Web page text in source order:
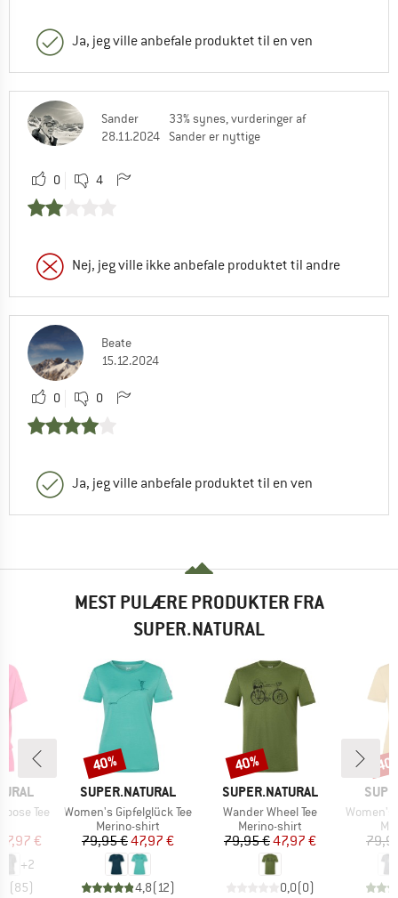
Ja, jeg ville anbefale produktet til en ven
Sander
28.11.2024
33% synes, vurderinger af
Sander er nyttige
0 4
Nej, jeg ville ikke anbefale produktet til andre
Beate
15.12.2024
0 0
Ja, jeg ville anbefale produktet til en ven
MEST PULÆRE PRODUKTER FRA
SUPER.NATURAL
Tee
pris
€
+2
(85)
MÆRKE
SUPER.NATURAL
Artikel
Women's Gipfelglück Tee
Produktgruppe
Merino-shirt
Pris
79,95 €Nedsat pris
47,97 €
4,8( 12)
Rabat
40%
MÆRKE
SUPER.NATURAL
Artikel
Wander Wheel Tee
Produktgruppe
Merino-shirt
Pris
79,95 €Nedsat pris
47,97 €
0,0(0)
Rabat
40%
Artikel
Women's